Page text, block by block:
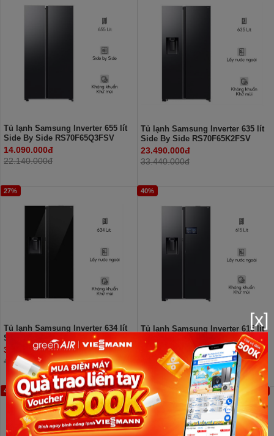
Tủ lạnh Samsung Inverter 655 lít
Side By Side RS70F65Q3FSV
14.090.000đ
22.140.000đ
Tủ lạnh Samsung Inverter 635 lít
Side By Side RS70F65K2FSV
23.490.000đ
33.440.000đ
27%
Tủ lạnh Samsung Inverter 634 lít
Side By Side RS80F65J2BSV
30.790.000đ
41.940.000đ
40%
Tủ lạnh Samsung Inverter 615 lít
Side By Side RS90F65D2FSV
27.590.000đ
45.990.000đ
45% 42%
[x]